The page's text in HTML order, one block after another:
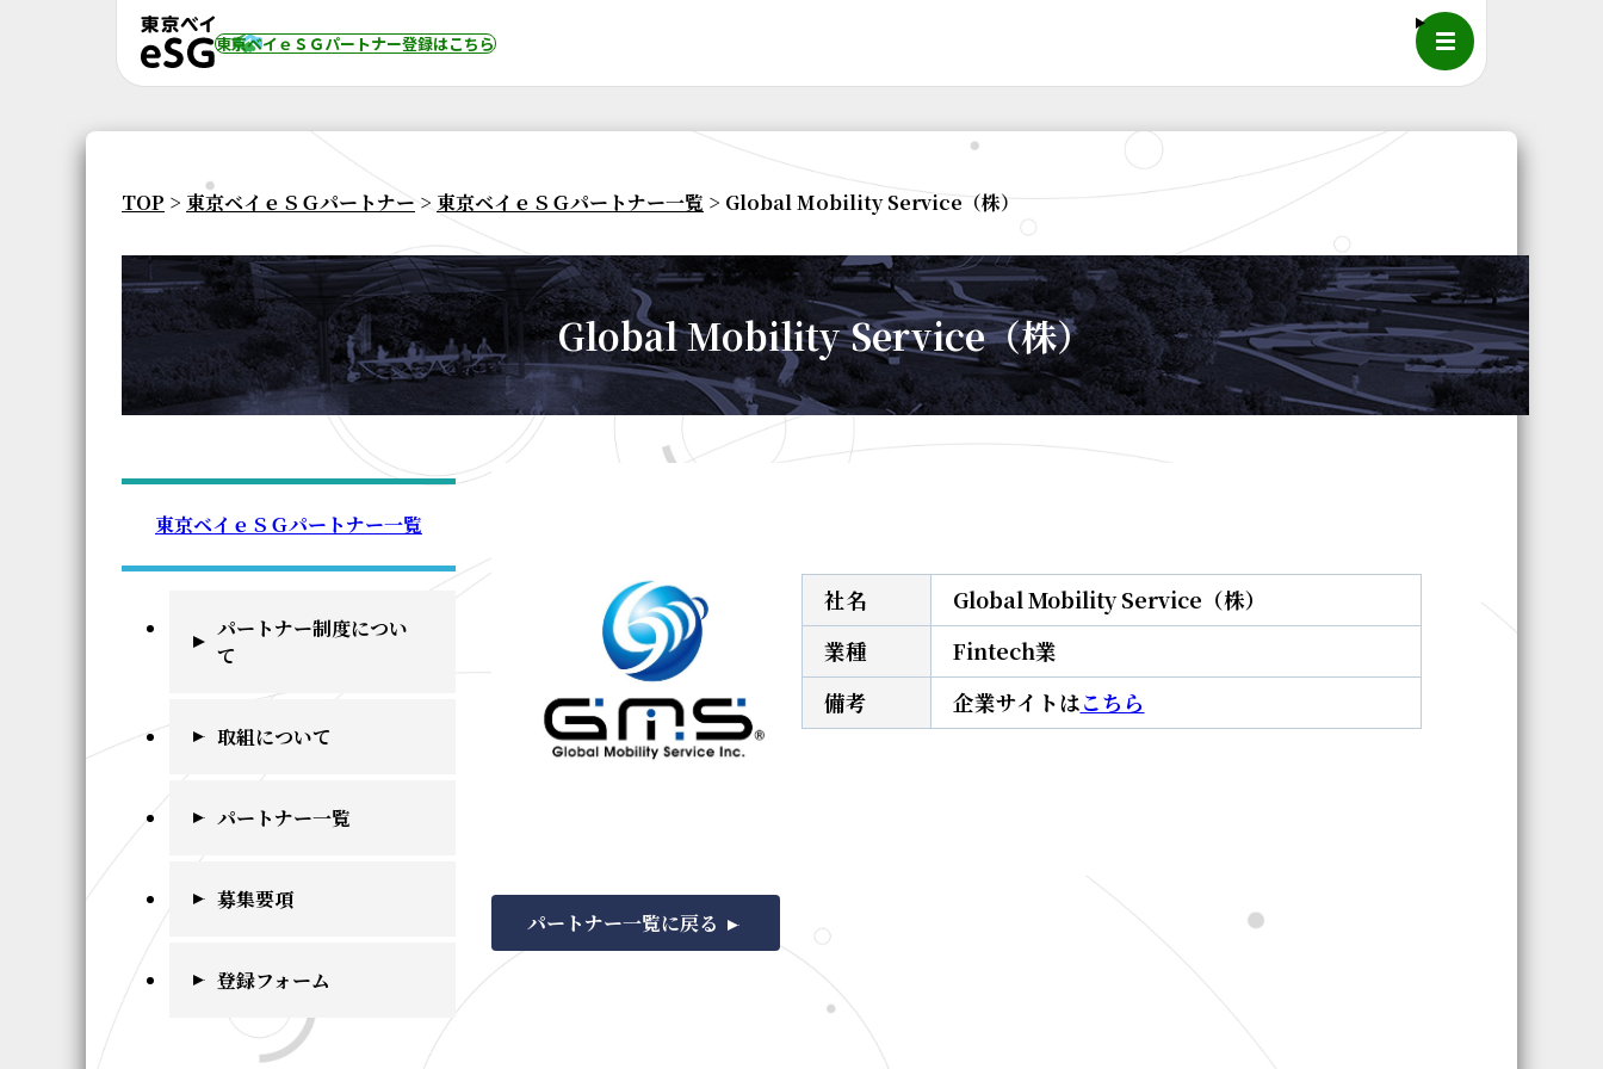
東京ベイｅＳＧパートナー登録はこちら メニュー
TOP > 東京ベイｅＳＧパートナー > 東京ベイｅＳＧパートナー一覧 > Global Mobility Service（株）
Global Mobility Service（株）
東京ベイｅＳＧパートナー一覧
パートナー制度につい
て
取組について
パートナー一覧
募集要項
登録フォーム
社名
Global Mobility Service（株）
業種
Fintech業
備考
企業サイトはこちら
パートナー一覧に戻る